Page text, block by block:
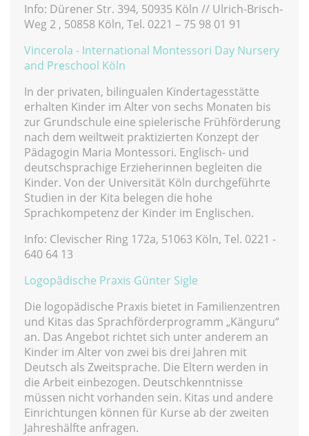
Info: Dürener Str. 394, 50935 Köln // Ulrich-Brisch-
Weg 2 , 50858 Köln, Tel. 0221 – 75 98 01 91
Vincerola - International Montessori Day Nursery
and Preschool Köln
In der privaten, bilingualen Kindertagesstätte
erhalten Kinder im Alter von sechs Monaten bis
zur Grundschule eine spielerische Frühförderung
nach dem weiltweit praktizierten Konzept der
Pädagogin Maria Montessori. Englisch- und
deutschsprachige Erzieherinnen begleiten die
Kinder. Von der Universität Köln durchgeführte
Studien in der Kita belegen die hohe
Sprachkompetenz der Kinder im Englischen.
Info: Clevischer Ring 172a, 51063 Köln, Tel. 0221 -
640 64 13
Logopädische Praxis Günter Sigle
Die logopädische Praxis bietet in Familienzentren
und Kitas das Sprachförderprogramm „Känguru“
an. Das Angebot richtet sich unter anderem an
Kinder im Alter von zwei bis drei Jahren mit
Deutsch als Zweitsprache. Die Eltern werden in
die Arbeit einbezogen. Deutschkenntnisse
müssen nicht vorhanden sein. Kitas und andere
Einrichtungen können für Kurse ab der zweiten
Jahreshälfte anfragen.